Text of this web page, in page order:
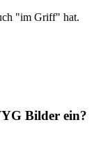
"im Griff" hat.
Bilder ein?